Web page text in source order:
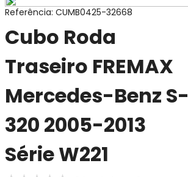
Referência: CUMB0425-32668
Cubo Roda
Traseiro FREMAX
Mercedes-Benz S-
320 2005-2013
Série W221